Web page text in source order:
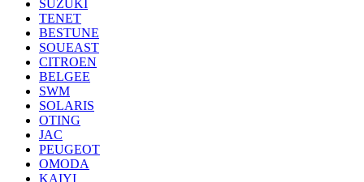
SUZUKI
TENET
BESTUNE
SOUEAST
CITROEN
BELGEE
SWM
SOLARIS
OTING
JAC
PEUGEOT
OMODA
KAIYI